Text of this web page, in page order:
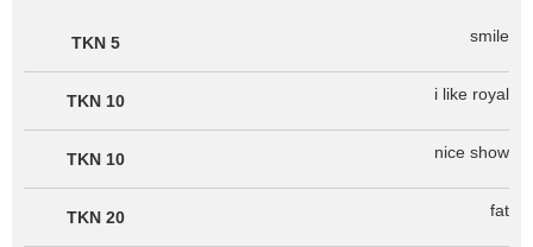
smile
5 TKN
i like royal
10 TKN
nice show
10 TKN
fat
20 TKN